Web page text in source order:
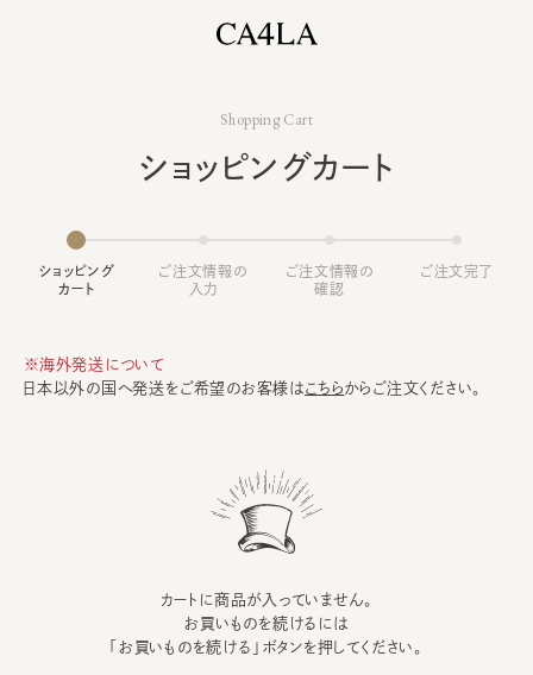
Shopping Cart
ショッピングカート
ショッピング
カート
ご注文情報の
入力
ご注文情報の
確認
ご注文完了
※海外発送について
日本以外の国へ発送をご希望のお客様はこちらからご注文ください。
カートに商品が入っていません。
お買いものを続けるには
「お買いものを続ける」ボタンを押してください。